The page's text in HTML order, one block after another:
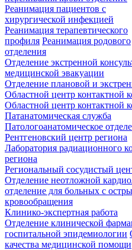
Реанимация пациентов с
хирургической инфекцией
Реанимация терапевтического
профиля Реанимация родового
отделения
Отделение экстренной
медицинской эвакуации
Отделение плановой и
Областной центр контактной
Областной центр контактной
Патанатомическая служба
Патологоанатомическое
Рентгеновский центр региона
Лаборатория радиационного
региона
Региональный сосудистый
Отделение неотложной
отделение для больных с
кровообращения
Клинико-экспертная работа
Отделение клинической
госпитальной эпидемиологии
качества медицинской помощи